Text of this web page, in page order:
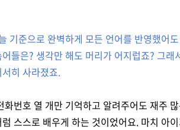
기준으로 완벽하게 모든 언어를 반영했어
들은? 생각만 해도 머리가 어지럽죠? 그
히 사라졌죠.
화번호 열 개만 기억하고 알려주어도 재주
스스로 배우게 하는 것이었어요. 마치 아